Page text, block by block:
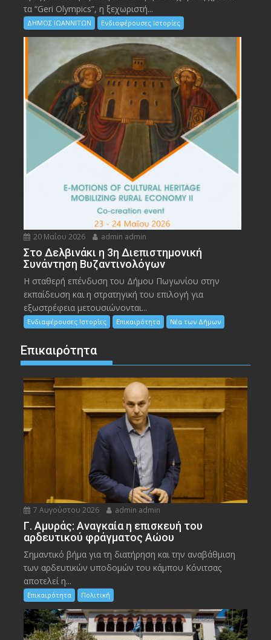
τα “Geri Olympics”, η ξεχωριστή...
ΔΗΜΟΣ ΙΩΑΝΝΙΤΩΝ Ενδιαφέρουσες Ιστορίες
20 Μαΐου 2026 admin admin
Στο Δελβινάκι η 3η Διεπιστημονική
Συνάντηση Βυζαντινολόγων
Η σταθερή επένδυση του Δήμου Πωγωνίου στην
εκπαίδευση και η στρατηγική του επιλογή για
εξωστρέφεια μετουσιώνονται...
Ενδιαφέρουσες Ιστορίες Επικαιρότητα Νέα των Δήμων
Επικαιρότητα
7 Αυγούστου 2026 admin admin
Γ. Αμυράς: Αναγκαία η επισκευή του
αρδευτικού φράγματος Αώου
Σημαντικό βήμα για τη διατήρηση και την αναβάθμιση
των αρδευτικών υποδομών του κάμπου Κόνιτσας
αποτελεί η...
Επικαιρότητα Πολιτική